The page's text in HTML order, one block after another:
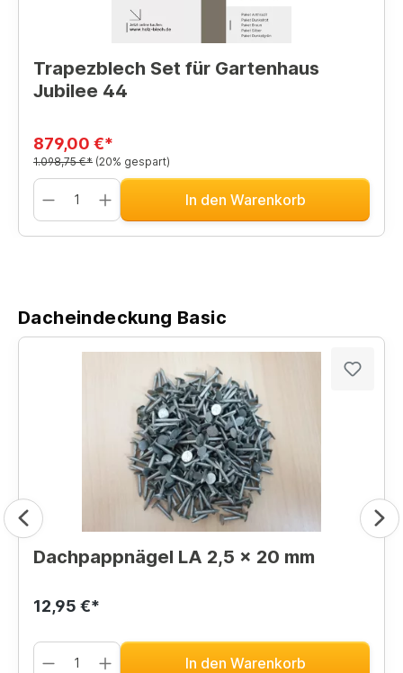
Trapezblech Set für Gartenhaus
Jubilee 44
879,00 €*
1.098,75 €* (20% gespart)
In den Warenkorb
Dacheindeckung Basic
Dachpappnägel LA 2,5 x 20 mm
12,95 €*
In den Warenkorb